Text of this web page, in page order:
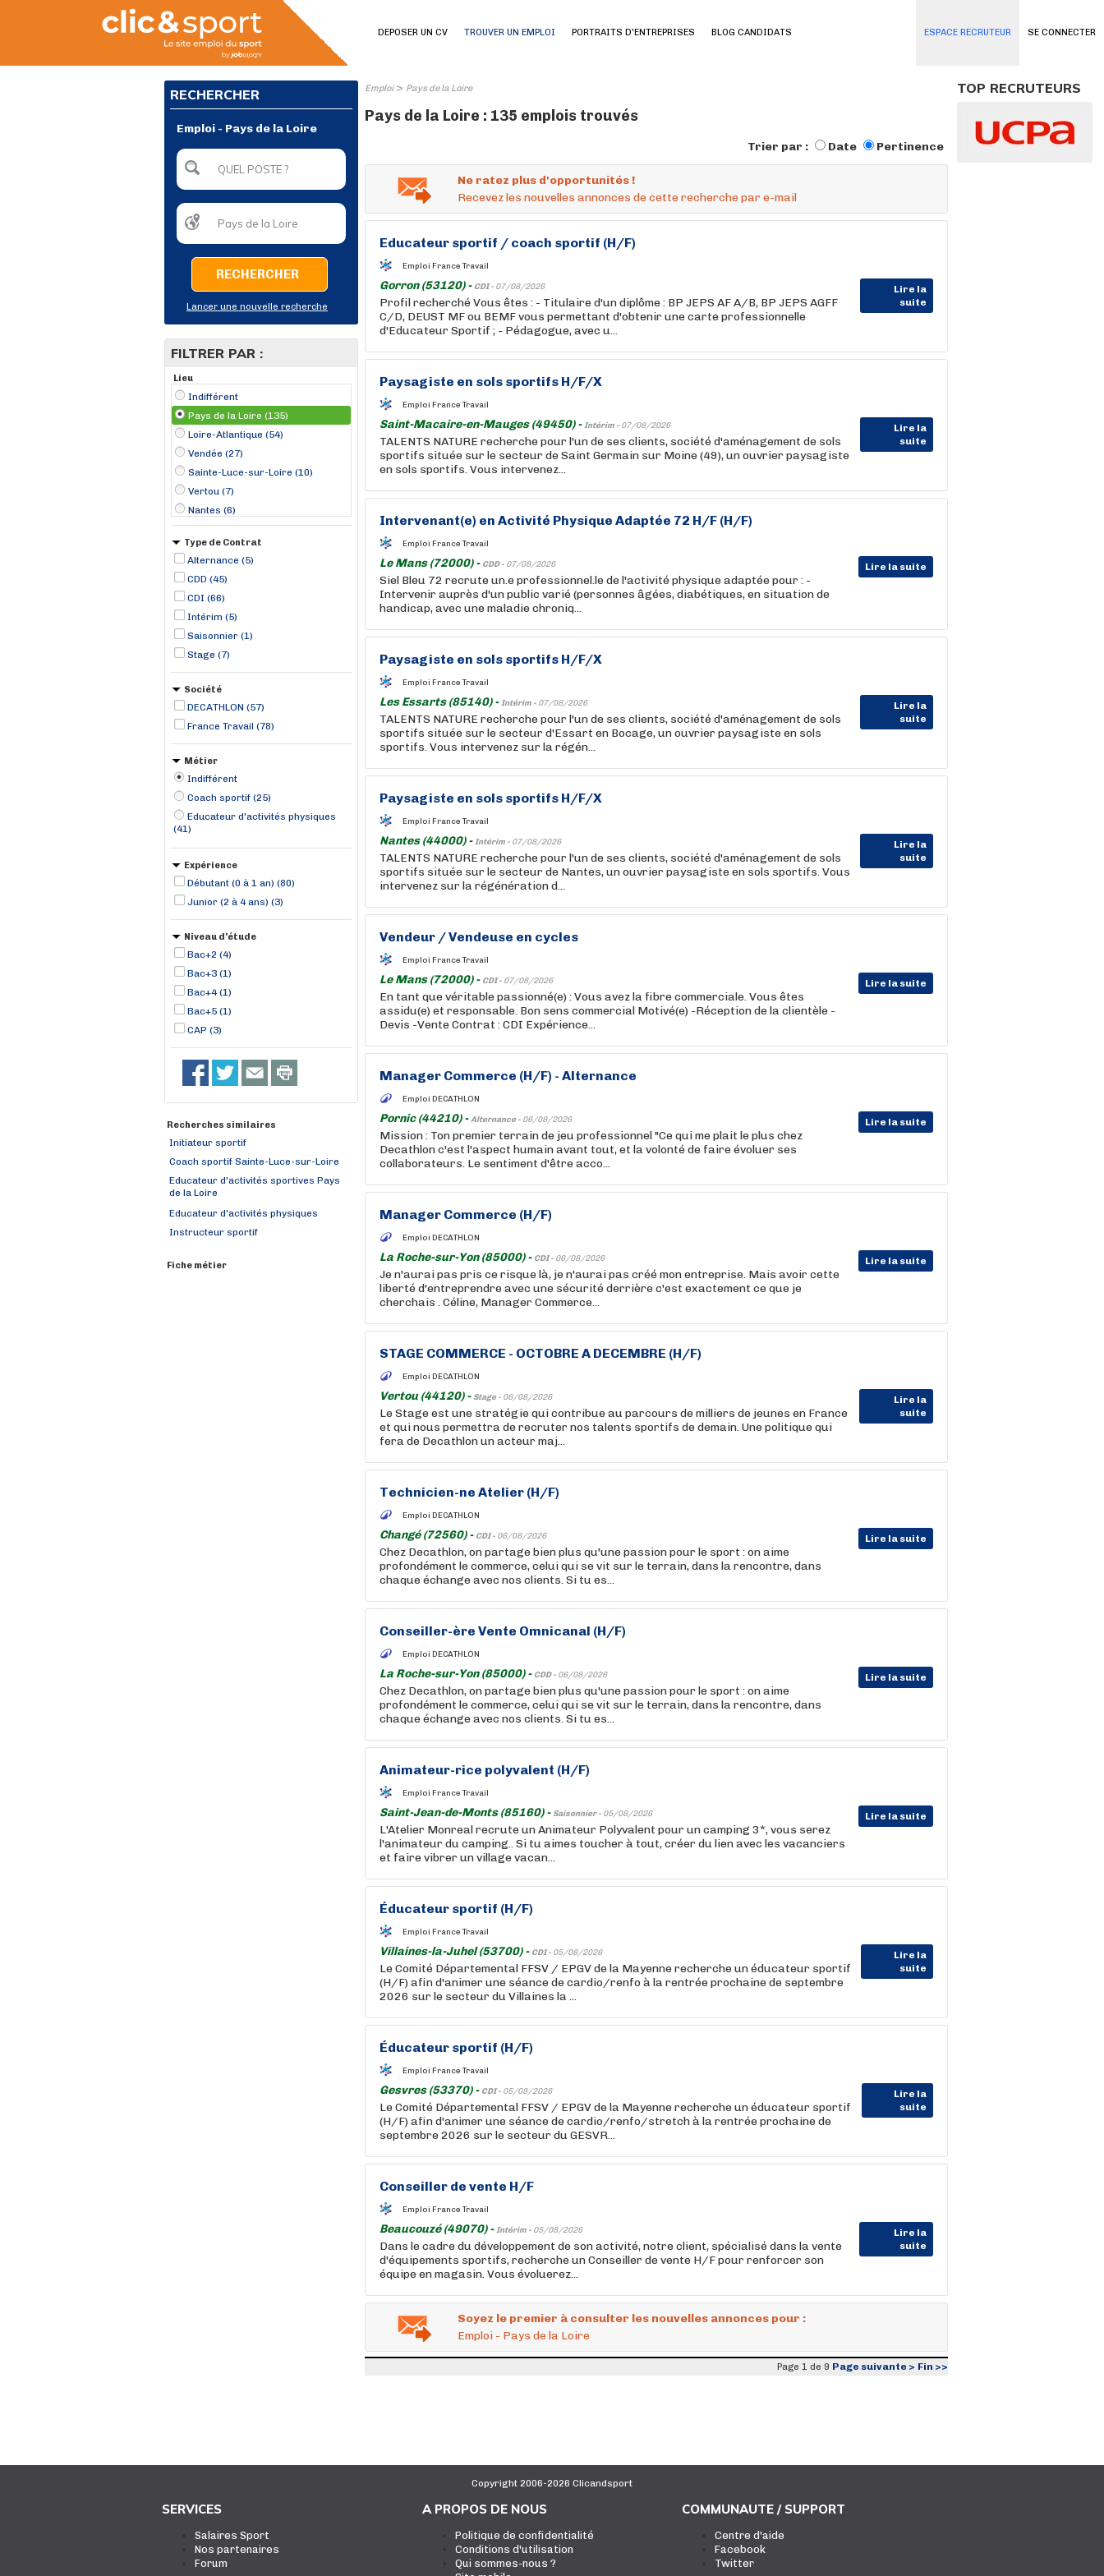
SE CONNECTER
DEPOSER UN CV TROUVER UN EMPLOI PORTRAITS D'ENTREPRISES BLOG CANDIDATS ESPACE RECRUTEUR
RECHERCHER
Emploi - Pays de la Loire
RECHERCHER
Lancer une nouvelle recherche
FILTRER PAR :
Lieu
Indifférent
Pays de la Loire (135)
Loire-Atlantique (54)
Vendée (27)
Sainte-Luce-sur-Loire (10)
Vertou (7)
Nantes (6)
Saint-Herblain (6)
Les Ponts-de-Cé (5)
Pornic (5)
La Roche-sur-Yon (4)
Le Mans (4)
Les Sables d'Olonne (4)
Saumur (4)
Type de Contrat
Alternance (5)
CDD (45)
CDI (66)
Intérim (5)
Saisonnier (1)
Stage (7)
Société
DECATHLON (57)
France Travail (78)
Métier
Indifférent
Coach sportif (25)
Educateur d'activités physiques
(41)
Expérience
Débutant (0 à 1 an) (80)
Junior (2 à 4 ans) (3)
Niveau d'étude
Bac+2 (4)
Bac+3 (1)
Bac+4 (1)
Bac+5 (1)
CAP (3)
Recherches similaires
Initiateur sportif
Coach sportif Sainte-Luce-sur-Loire
Educateur d'activités sportives Pays
de la Loire
Educateur d'activités physiques
Instructeur sportif
Fiche métier
Emploi> Pays de la Loire
Pays de la Loire : 135 emplois trouvés
Trier par : Date Pertinence
Ne ratez plus d'opportunités !
Recevez les nouvelles annonces de cette recherche par e-mail
Educateur sportif / coach sportif (H/F)
Emploi France Travail
Gorron (53120) - CDI - 07/08/2026
Lire la
suite
Profil recherché Vous êtes : - Titulaire d'un diplôme : BP JEPS AF A/B, BP JEPS AGFF
C/D, DEUST MF ou BEMF vous permettant d'obtenir une carte professionnelle
d'Educateur Sportif ; - Pédagogue, avec u...
Paysagiste en sols sportifs H/F/X
Emploi France Travail
Saint-Macaire-en-Mauges (49450) -Intérim - 07/08/2026
Lire la
suite
TALENTS NATURE recherche pour l'un de ses clients, société d'aménagement de sols
sportifs située sur le secteur de Saint Germain sur Moine (49), un ouvrier paysagiste
en sols sportifs. Vous intervenez...
Intervenant(e) en Activité Physique Adaptée 72 H/F (H/F)
Emploi France Travail
Le Mans (72000) - CDD - 07/08/2026 Lire la suite
Siel Bleu 72 recrute un.e professionnel.le de l'activité physique adaptée pour : -
Intervenir auprès d'un public varié (personnes âgées, diabétiques, en situation de
handicap, avec une maladie chroniq...
Paysagiste en sols sportifs H/F/X
Emploi France Travail
Les Essarts (85140) -Intérim - 07/08/2026
Lire la
suite
TALENTS NATURE recherche pour l'un de ses clients, société d'aménagement de sols
sportifs située sur le secteur d'Essart en Bocage, un ouvrier paysagiste en sols
sportifs. Vous intervenez sur la régén...
Paysagiste en sols sportifs H/F/X
Emploi France Travail
Nantes (44000) -Intérim - 07/08/2026
Lire la
suite
TALENTS NATURE recherche pour l'un de ses clients, société d'aménagement de sols
sportifs située sur le secteur de Nantes, un ouvrier paysagiste en sols sportifs. Vous
intervenez sur la régénération d...
Vendeur / Vendeuse en cycles
Emploi France Travail
Le Mans (72000) - CDI - 07/08/2026 Lire la suite
En tant que véritable passionné(e) : Vous avez la fibre commerciale. Vous êtes
assidu(e) et responsable. Bon sens commercial Motivé(e) -Réception de la clientèle -
Devis -Vente Contrat : CDI Expérience...
Manager Commerce (H/F) - Alternance
Emploi DECATHLON
Pornic (44210) -Alternance - 06/08/2026 Lire la suite
Mission : Ton premier terrain de jeu professionnel "Ce qui me plait le plus chez
Decathlon c'est l'aspect humain avant tout, et la volonté de faire évoluer ses
collaborateurs. Le sentiment d'être acco...
Manager Commerce (H/F)
Emploi DECATHLON
La Roche-sur-Yon (85000) - CDI - 06/08/2026 Lire la suite
Je n'aurai pas pris ce risque là, je n'aurai pas créé mon entreprise. Mais avoir cette
liberté d'entreprendre avec une sécurité derrière c'est exactement ce que je
cherchais . Céline, Manager Commerce...
STAGE COMMERCE - OCTOBRE A DECEMBRE (H/F)
Emploi DECATHLON
Vertou (44120) - Stage - 06/08/2026
Lire la
suite
Le Stage est une stratégie qui contribue au parcours de milliers de jeunes en France
et qui nous permettra de recruter nos talents sportifs de demain. Une politique qui
fera de Decathlon un acteur maj...
Technicien-ne Atelier (H/F)
Emploi DECATHLON
Changé (72560) - CDI - 06/08/2026 Lire la suite
Chez Decathlon, on partage bien plus qu'une passion pour le sport : on aime
profondément le commerce, celui qui se vit sur le terrain, dans la rencontre, dans
chaque échange avec nos clients. Si tu es...
Conseiller-ère Vente Omnicanal (H/F)
Emploi DECATHLON
La Roche-sur-Yon (85000) - CDD - 06/08/2026 Lire la suite
Chez Decathlon, on partage bien plus qu'une passion pour le sport : on aime
profondément le commerce, celui qui se vit sur le terrain, dans la rencontre, dans
chaque échange avec nos clients. Si tu es...
Animateur-rice polyvalent (H/F)
Emploi France Travail
Saint-Jean-de-Monts (85160) - Saisonnier - 05/08/2026 Lire la suite
L'Atelier Monreal recrute un Animateur Polyvalent pour un camping 3*, vous serez
l'animateur du camping.. Si tu aimes toucher à tout, créer du lien avec les vacanciers
et faire vibrer un village vacan...
Éducateur sportif (H/F)
Emploi France Travail
Villaines-la-Juhel (53700) - CDI - 05/08/2026
Lire la
suite
Le Comité Départemental FFSV / EPGV de la Mayenne recherche un éducateur sportif
(H/F) afin d'animer une séance de cardio/renfo à la rentrée prochaine de septembre
2026 sur le secteur du Villaines la ...
Éducateur sportif (H/F)
Emploi France Travail
Gesvres (53370) - CDI - 05/08/2026
Lire la
suite
Le Comité Départemental FFSV / EPGV de la Mayenne recherche un éducateur sportif
(H/F) afin d'animer une séance de cardio/renfo/stretch à la rentrée prochaine de
septembre 2026 sur le secteur du GESVR...
Conseiller de vente H/F
Emploi France Travail
Beaucouzé (49070) -Intérim - 05/08/2026
Lire la
suite
Dans le cadre du développement de son activité, notre client, spécialisé dans la vente
d'équipements sportifs, recherche un Conseiller de vente H/F pour renforcer son
équipe en magasin. Vous évoluerez...
Soyez le premier à consulter les nouvelles annonces pour :
Emploi - Pays de la Loire
Page 1 de 9 Page suivante > Fin >>
TOP RECRUTEURS
Copyright 2006-2026 Clicandsport
SERVICES
Salaires Sport
Nos partenaires
Forum
A PROPOS DE NOUS
Politique de confidentialité
Conditions d'utilisation
Qui sommes-nous ?
COMMUNAUTE / SUPPORT
Centre d'aide
Facebook
Twitter